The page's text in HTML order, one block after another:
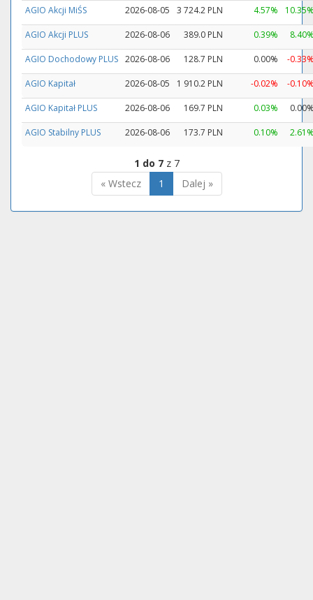
AGIO Akcji MiŚS 2026-08-05 3 724.2 PLN 4.57%
AGIO Akcji PLUS 2026-08-06 389.0 PLN 0.39%
AGIO Dochodowy PLUS 2026-08-06 128.7 PLN 0.00% -
AGIO Kapitał 2026-08-05 1 910.2 PLN -0.02% -
AGIO Kapitał PLUS 2026-08-06 169.7 PLN 0.03%
AGIO Stabilny PLUS 2026-08-06 173.7 PLN 0.10%
1 do 7z 7
« Wstecz
1 Dalej »